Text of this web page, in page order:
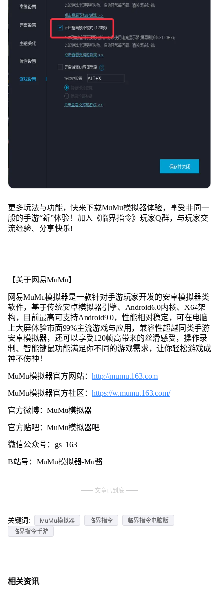
更多玩法与功能，快来下载MuMu模拟器体验，享受非同一
般的手游“新”体验！加入《临界指令》玩家Q群，与玩家交
流经验、分享快乐!
【关于网易MuMu】
网易MuMu模拟器是一款针对手游玩家开发的安卓模拟器类
软件，基于传统安卓模拟器引擎、Android6.0内核、X64架
构，目前最高可支持Android9.0，性能相对稳定，可在电脑
上大屏体验市面99%主流游戏与应用，兼容性超越同类手游
安卓模拟器，还可以享受120帧高带来的丝滑感受，操作录
制、智能键鼠功能满足你不同的游戏需求，让你轻松游戏成
神不伤神！
MuMu模拟器官方网站： http://mumu.163.com
MuMu模拟器官方社区： https://w.mumu.163.com/
官方微博：MuMu模拟器
官方贴吧：MuMu模拟器吧
微信公众号：gs_163
B站号：MuMu模拟器-Mu酱
文章已到底
关键词: MuMu模拟器 临界指令
临界指令电脑版
临界指令手游
相关资讯